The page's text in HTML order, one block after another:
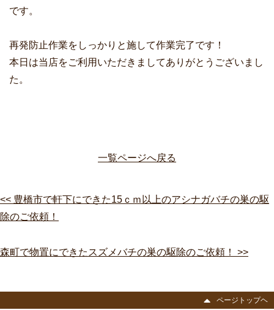
です。
再発防止作業をしっかりと施して作業完了です！
本日は当店をご利用いただきましてありがとうございまし
た。
一覧ページへ戻る
<< 豊橋市で軒下にできた15ｃｍ以上のアシナガバチの巣の駆
除のご依頼！
森町で物置にできたスズメバチの巣の駆除のご依頼！ >>
ページトップヘ